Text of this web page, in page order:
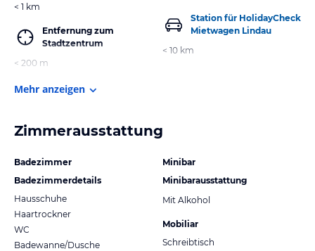
< 1 km
Entfernung zum
Stadtzentrum
< 200 m
Station für HolidayCheck
Mietwagen Lindau
< 10 km
Mehr anzeigen
Zimmerausstattung
Badezimmer
Badezimmerdetails
Hausschuhe
Haartrockner
WC
Badewanne/Dusche
Minibar
Minibarausstattung
Mit Alkohol
Mobiliar
Schreibtisch